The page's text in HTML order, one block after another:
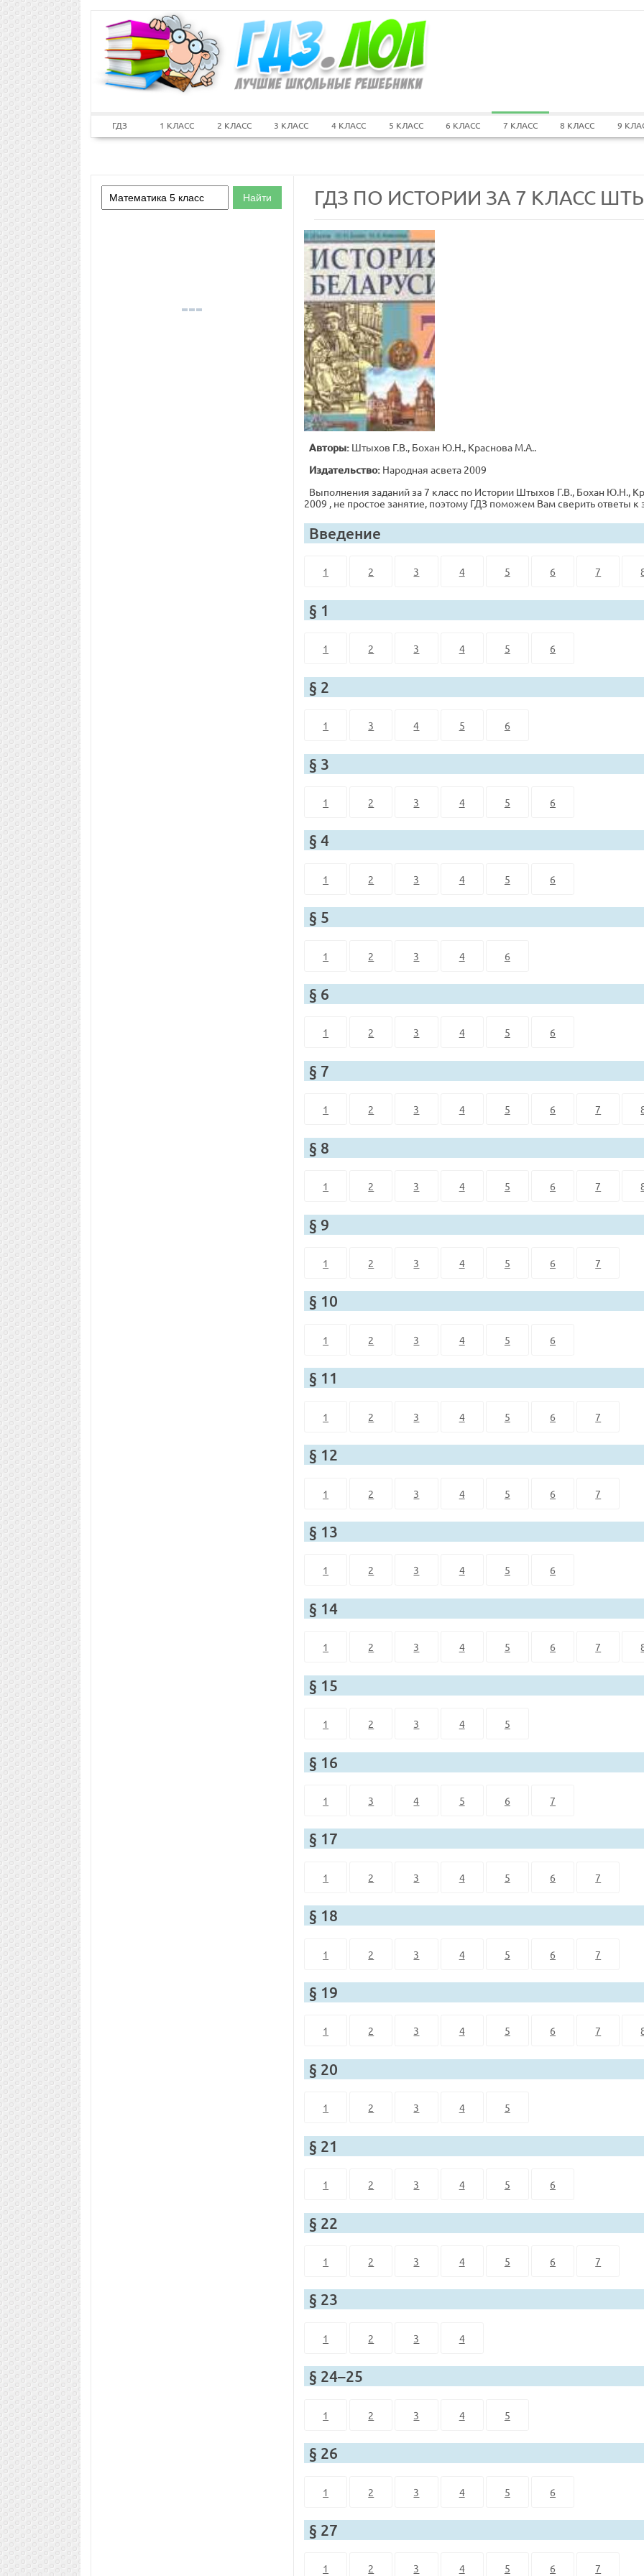
ГДЗ 1 КЛАСС 2 КЛАСС 3 КЛАСС 4 КЛАСС 5 КЛАСС 6 КЛАСС 7 КЛАСС 8 КЛАСС 9
ГДЗ ПО ИСТОРИИ ЗА 7 КЛАСС
Авторы: Штыхов Г.В., Бохан Ю.Н., Краснова М.А..
Издательство: Народная асвета 2009
Выполнения заданий за 7 класс по Истории Штыхов Г.В., Бохан Ю.Н.,
2009 , не простое занятие, поэтому ГДЗ поможем Вам сверить ответы к
Введение
1 2 3 4 5 6 7
§ 1
1 2 3 4 5 6
§ 2
1 3 4 5 6
§ 3
1 2 3 4 5 6
§ 4
1 2 3 4 5 6
§ 5
1 2 3 4 6
§ 6
1 2 3 4 5 6
§ 7
1 2 3 4 5 6 7
§ 8
1 2 3 4 5 6 7
§ 9
1 2 3 4 5 6 7
§ 10
1 2 3 4 5 6
§ 11
1 2 3 4 5 6 7
§ 12
1 2 3 4 5 6 7
§ 13
1 2 3 4 5 6
§ 14
1 2 3 4 5 6 7
§ 15
1 2 3 4 5
§ 16
1 3 4 5 6 7
§ 17
1 2 3 4 5 6 7
§ 18
1 2 3 4 5 6 7
§ 19
1 2 3 4 5 6 7
§ 20
1 2 3 4 5
§ 21
1 2 3 4 5 6
§ 22
1 2 3 4 5 6 7
§ 23
1 2 3 4
§ 24–25
1 2 3 4 5
§ 26
1 2 3 4 5 6
§ 27
1 2 3 4 5 6 7